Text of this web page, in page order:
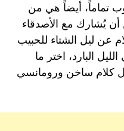
تماماً، أيضاً هي من
يُشارك مع الأصدقاء
عن ليل الشتاء للحبيب
البارد، اختر ما
كلام ساخن ورومانسي